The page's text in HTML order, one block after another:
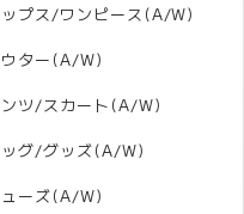
ップス/ワンピース(A/W)
ター(A/W)
ツ/スカート(A/W)
グ/グッズ(A/W)
ーズ(A/W)